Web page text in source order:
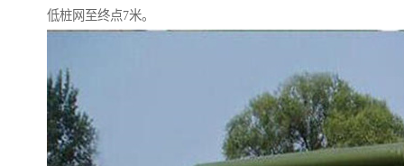
低桩网至终点7米。